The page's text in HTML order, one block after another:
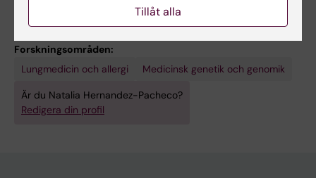
Forskningsområden:
Lungmedicin och allergi
Medicinsk genetik och genomik
Är du Natalia Hernandez-Pacheco?
Redigera din profil
Tillåt alla